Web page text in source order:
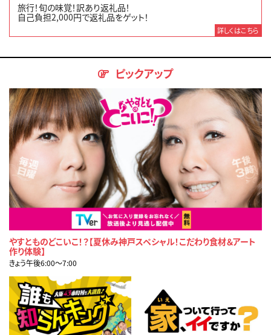
旅行！旬の味覚！訳あり返礼品！
自己負担2,000円で返礼品をゲット！
詳しくはこちら
ピックアップ
やすとものどこいこ！？【夏休み神戸スペシャル！こだわり食材＆アート
作り体験】
きょう午後6:00〜7:00